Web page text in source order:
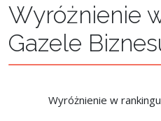
Wyróżnienie
Gazele
Wyróżnienie w